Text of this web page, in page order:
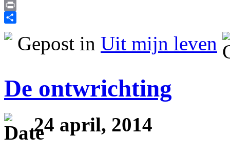
Email
Print
Delen
Gepost in Uit mijn leven
De ontwrichting
24 april, 2014